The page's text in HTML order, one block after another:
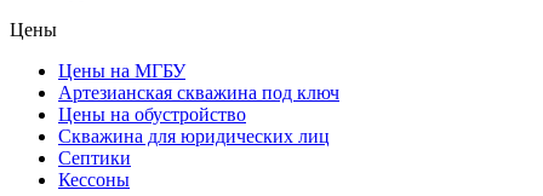
Цены
Цены на МГБУ
Артезианская скважина под ключ
Цены на обустройство
Скважина для юридических лиц
Септики
Кессоны